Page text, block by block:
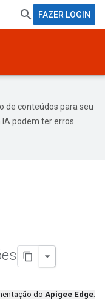
FAZER LOGIN
de conteúdos para seu
podem ter erros.
do Apigee Edge.